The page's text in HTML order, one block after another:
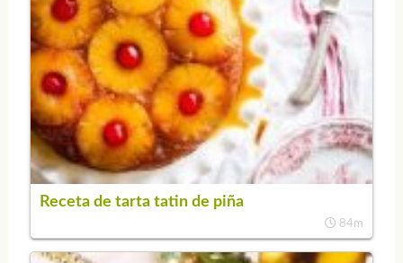
Receta de tarta tatin de piña
84m